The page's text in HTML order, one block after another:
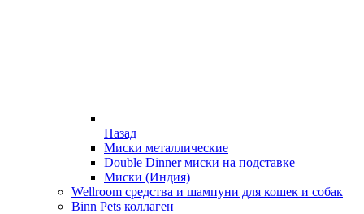
Назад
Миски металлические
Double Dinner миски на подставке
Миски (Индия)
Wellroom средства и шампуни для кошек и собак
Binn Pets коллаген